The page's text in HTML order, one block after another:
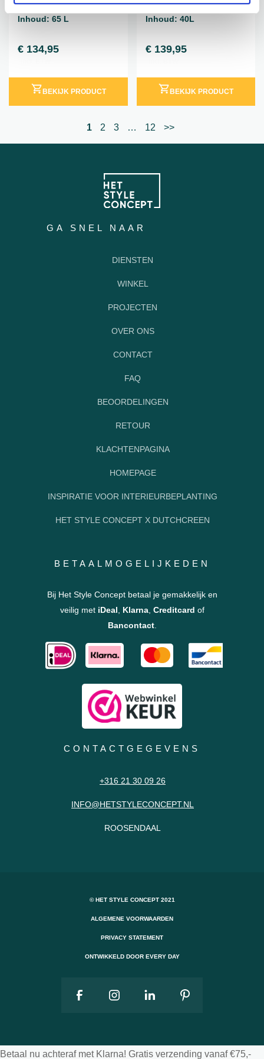
Gewicht: 10 KG
Inhoud: 65 L
€ 134,95
BEKIJK PRODUCT
Gewicht: 8,5KG
Inhoud: 40L
€139,95
BEKIJK PRODUCT
1 2 3 … 12 >>
GA SNEL NAAR
DIENSTEN
WINKEL
PROJECTEN
OVER ONS
CONTACT
FAQ
BEOORDELINGEN
RETOUR
KLACHTENPAGINA
HOMEPAGE
INSPIRATIE VOOR INTERIEURBEPLANTING
HET STYLE CONCEPT X DUTCHCREEN
BETAALMOGELIJKEDEN
Bij Het Style Concept betaal je gemakkelijk en
veilig met iDeal Klarna, Creditcard of
Bancontact.
CONTACTGEGEVENS
+316 21 30 09 26
INFO@HETSTYLECONCEPT.NL
ROOSENDAAL
© HET STYLE CONCEPT 2021
ALGEMENE VOORWAARDEN
PRIVACY STATEMENT
ONTWIKKELD DOOR EVERY DAY
Betaal nu achteraf met Klarna! Gratis verzending vanaf €75,-